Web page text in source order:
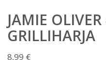
JAMIE
GRILLIHARJA
8,99 €